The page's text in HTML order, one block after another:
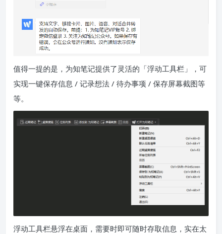
值得一提的是，为知笔记提供了灵活的「浮动工具栏」，可
实现一键保存信息 / 记录想法 / 待办事项 / 保存屏幕截图等
等。
浮动工具栏悬浮在桌面，需要时即可随时存取信息，实在太